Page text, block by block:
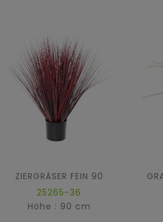
ZIERGRÄSER FEIN 90
25265-36
Höhe : 90 cm